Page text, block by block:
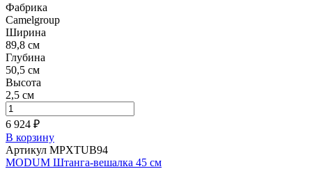
Фабрика
Camelgroup
Ширина
89,8 см
Глубина
50,5 см
Высота
2,5 см
6 924 ₽
В корзину
Артикул MPXTUB94
MODUM Штанга-вешалка 45 см